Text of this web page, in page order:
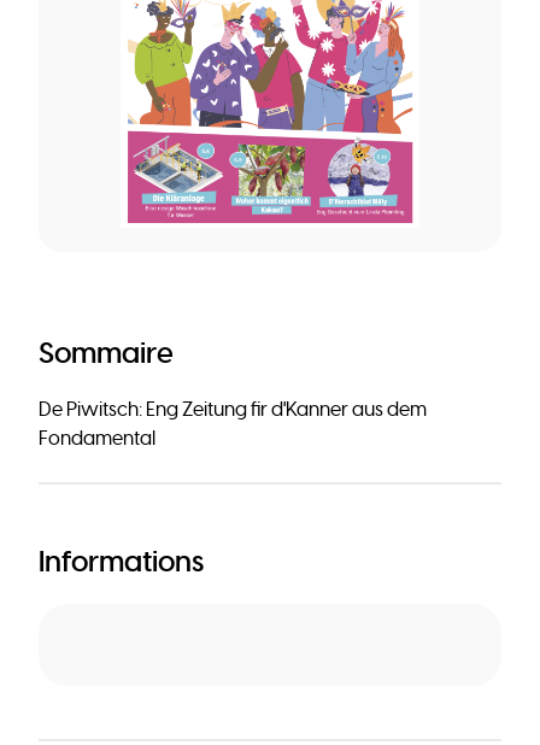
Sommaire
De Piwitsch: Eng Zeitung fir d'Kanner aus dem
Fondamental
Informations